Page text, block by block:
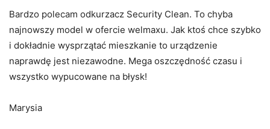
Bardzo polecam odkurzacz Security Clean. To chyba
najnowszy model w ofercie welmaxu. Jak ktoś chce szybko
i dokładnie wysprzątać mieszkanie to urządzenie
naprawdę jest niezawodne. Mega oszczędność czasu i
wszystko wypucowane na błysk!
Marysia